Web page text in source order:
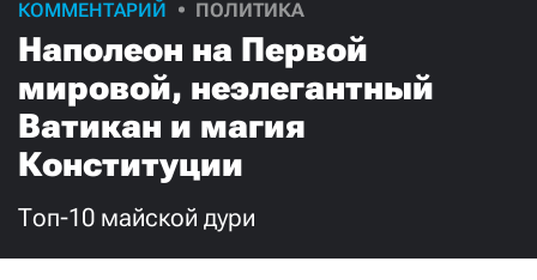
КОММЕНТАРИЙ ПОЛИТИКА
Наполеон на Первой
мировой, неэлегантный
Ватикан и магия
Конституции
Топ-10 майской дури
Поддержите
нашу работу!
Ежемесячно Разово
3000
500